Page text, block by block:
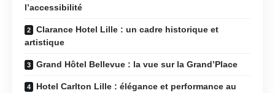
l’accessibilité
Clarance Hotel Lille : un cadre historique et
artistique
Grand Hôtel Bellevue : la vue sur la Grand’Place
Hotel Carlton Lille : élégance et performance au